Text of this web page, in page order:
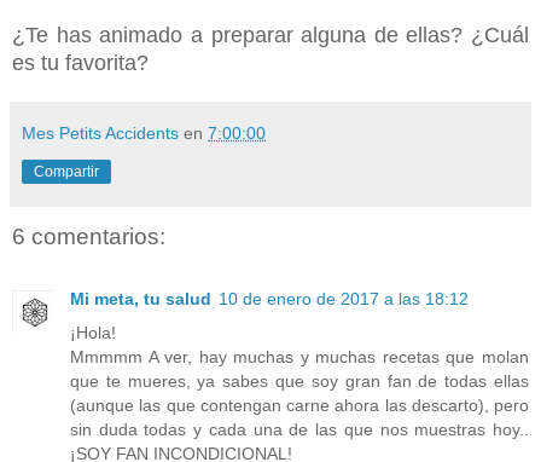
¿Te has animado a preparar alguna de ellas? ¿Cuál
es tu favorita?
Mes Petits Accidents en 7:00:00
Compartir
6 comentarios:
Mi meta, tu salud 10 de enero de 2017 a las 18:12
¡Hola!
Mmmmm A ver, hay muchas y muchas recetas que molan
que te mueres, ya sabes que soy gran fan de todas ellas
(aunque las que contengan carne ahora las descarto), pero
sin duda todas y cada una de las que nos muestras hoy..
¡SOY FAN INCONDICIONAL!